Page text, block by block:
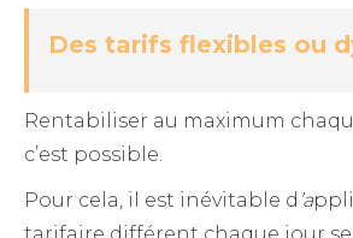
Des tarifs flexibles ou
Rentabiliser au maximum
c’est possible.
Pour cela, il est inévitable d ’a